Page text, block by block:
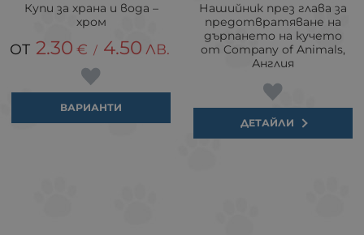
Купи за храна и вода –
хром
2.30 € / 4.50 ЛВ.
ВАРИАНТИ
Нашийник през глава за
предотвратяване на
дърпането на кучето
от Company of Animals,
Англия
ДЕТАЙЛИ